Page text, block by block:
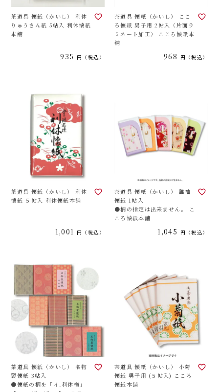
茶道具 懐紙（かいし） 利休
りゅうさん紙 5帖入 利休懐紙
本舗
935 税込
茶道具 懐紙（かいし） ここ
ろ懐紙 男子用 2帖入（片面ラ
ミネート加工） こころ懐紙本
舗
968 税込
茶道具 懐紙（かいし） 利休
懐紙 ５帖入 利休懐紙本舗
1,001 税込
茶道具 懐紙（かいし） 誰袖
懐紙 1帖入
●柄の指定は出来ません。 こ
ころ懐紙本舗
1,045 税込
茶道具 懐紙（かいし） 名物
裂懐紙 3帖入
●懐紙の柄を「イ.利休梅」
茶道具 懐紙（かいし） 小菊
懐紙 男子用 (５帖入) こころ
懐紙本舗